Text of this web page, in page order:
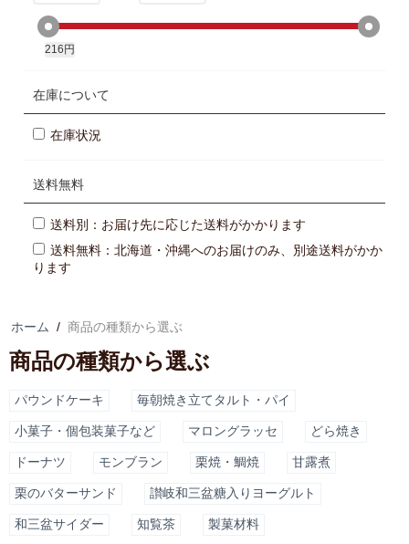
216円
在庫について
在庫状況
送料無料
送料別：お届け先に応じた送料がかかります
送料無料：北海道・沖縄へのお届けのみ、別途送料がかか
ります
ホーム / 商品の種類から選ぶ
商品の種類から選ぶ
パウンドケーキ 毎朝焼き立てタルト・パイ
小菓子・個包装菓子など マロングラッセ どら焼き
ドーナツ モンブラン 栗焼・鯛焼 甘露煮
栗のバターサンド 讃岐和三盆糖入りヨーグルト
和三盆サイダー 知覧茶 製菓材料